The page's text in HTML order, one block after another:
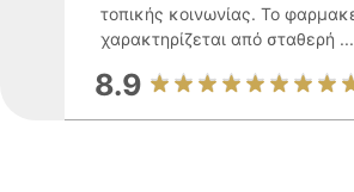
τοπικής κοινωνίας. Το
χαρακτηρίζεται από σταθερή ...
8.9